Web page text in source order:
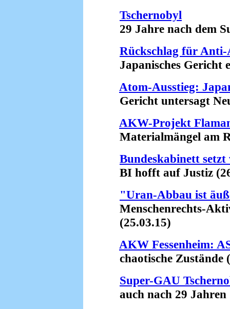
Tschernobyl
29 Jahre nach dem
Rückschlag für Anti-
Japanisches Gericht
Atom-Ausstieg:
Gericht untersagt
AKW-Projekt
Materialmängel am
Bundeskabinett
BI hofft auf Justiz
"Uran-Abbau ist
Menschenrechts-
(25.03.15)
AKW Fessenheim:
chaotische Zustände
Super-GAU
auch nach 29 Jahren